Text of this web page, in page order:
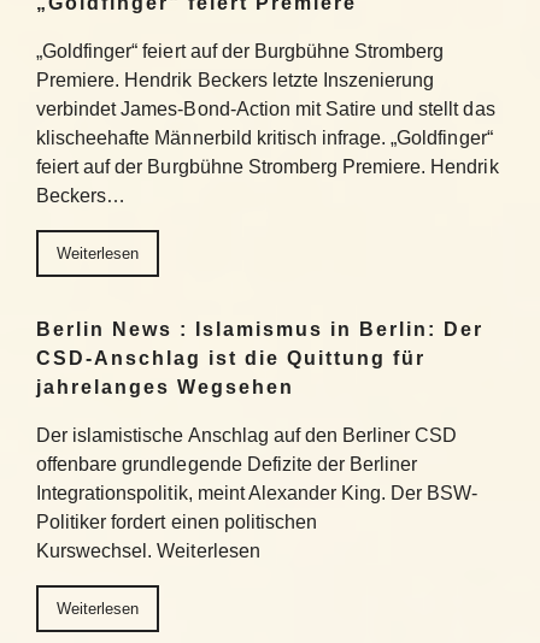
„Goldfinger“ feiert auf der Burgbühne Stromberg
Premiere. Hendrik Beckers letzte Inszenierung
verbindet James-Bond-Action mit Satire und stellt das
klischeehafte Männerbild kritisch infrage. „Goldfinger“
feiert auf der Burgbühne Stromberg Premiere. Hendrik
Beckers…
Weiterlesen
Berlin News : Islamismus in Berlin: Der
CSD-Anschlag ist die Quittung für
jahrelanges Wegsehen
Der islamistische Anschlag auf den Berliner CSD
offenbare grundlegende Defizite der Berliner
Integrationspolitik, meint Alexander King. Der BSW-
Politiker fordert einen politischen
Kurswechsel. Weiterlesen
Weiterlesen